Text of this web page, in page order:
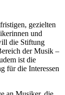
gezielten
und
die Stiftung
der Musik –
ist die
für die Interessen